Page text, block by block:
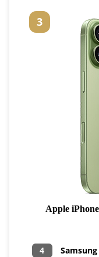
3
Apple
4